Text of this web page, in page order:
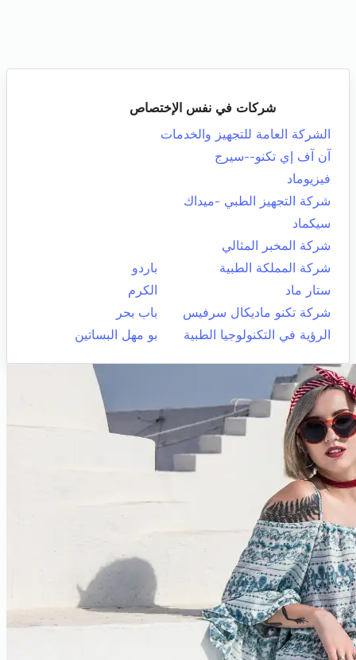
شركات في نفس الإختصاص
الشركة العامة للتجهيز والخدمات
آن آف إي تكنو--سيرج
فيزيوماد
شركة التجهيز الطبي -ميداك
سيكماد
شركة المخبر المثالي
شركة المملكة الطبية
باردو
ستار ماد
الكرم
شركة تكنو ماديكال سرفيس
باب بحر
الرؤية في التكنولوجيا الطبية
بو مهل البساتين